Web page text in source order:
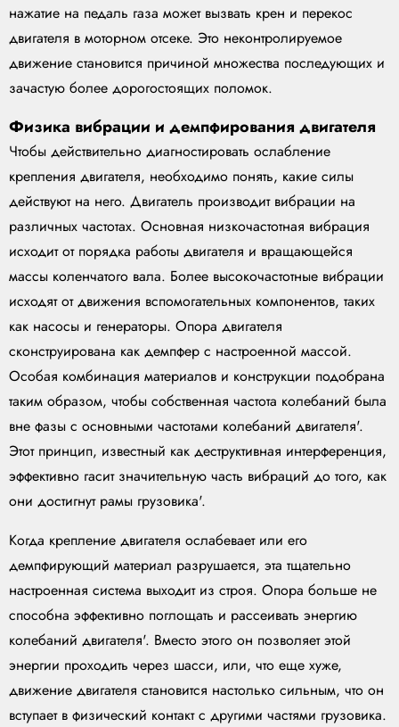
нажатие на педаль газа может вызвать крен и перекос
двигателя в моторном отсеке. Это неконтролируемое
движение становится причиной множества последующих и
зачастую более дорогостоящих поломок.
Физика вибрации и демпфирования двигателя
Чтобы действительно диагностировать ослабление
крепления двигателя, необходимо понять, какие силы
действуют на него. Двигатель производит вибрации на
различных частотах. Основная низкочастотная вибрация
исходит от порядка работы двигателя и вращающейся
массы коленчатого вала. Более высокочастотные вибрации
исходят от движения вспомогательных компонентов, таких
как насосы и генераторы. Опора двигателя
сконструирована как демпфер с настроенной массой.
Особая комбинация материалов и конструкции подобрана
таким образом, чтобы собственная частота колебаний была
вне фазы с основными частотами колебаний двигателя'.
Этот принцип, известный как деструктивная интерференция,
эффективно гасит значительную часть вибраций до того, как
они достигнут рамы грузовика'.
Когда крепление двигателя ослабевает или его
демпфирующий материал разрушается, эта тщательно
настроенная система выходит из строя. Опора больше не
способна эффективно поглощать и рассеивать энергию
колебаний двигателя'. Вместо этого он позволяет этой
энергии проходить через шасси, или, что еще хуже,
движение двигателя становится настолько сильным, что он
вступает в физический контакт с другими частями грузовика.